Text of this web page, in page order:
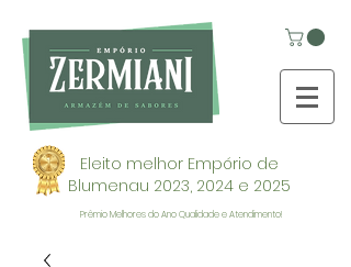
Eleito melhor Empório de
Blumenau 2023, 2024 e 2025
Prêmio Melhores do Ano Qualidade e Atendimento!